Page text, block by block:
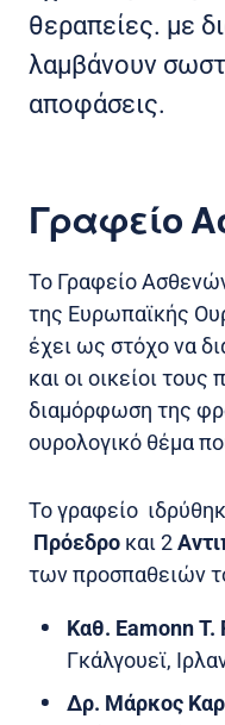
θεραπείες. με
λαμβάνουν
αποφάσεις.
Γραφείο
Το Γραφείο
της Ευρωπαϊκής
έχει ως στόχο να
και οι οικείοι
διαμόρφωση της
ουρολογικό θέμα
Το γραφείο
Πρόεδρο και 2
των προσπαθειών
Καθ. Eamonn
Γκάλγουεϊ,
Δρ. Μάρκος